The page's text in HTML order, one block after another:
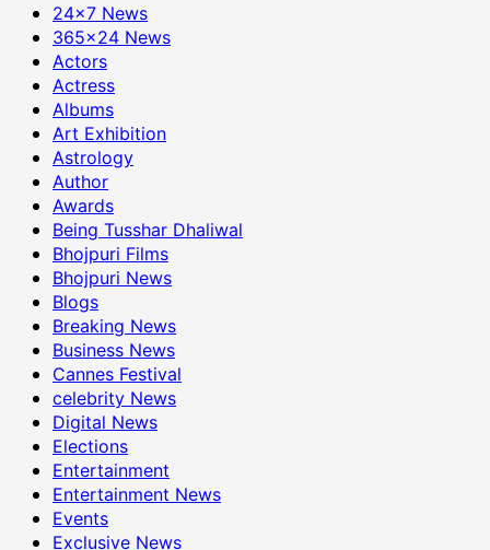
24×7 News
365×24 News
Actors
Actress
Albums
Art Exhibition
Astrology
Author
Awards
Being Tusshar Dhaliwal
Bhojpuri Films
Bhojpuri News
Blogs
Breaking News
Business News
Cannes Festival
celebrity News
Digital News
Elections
Entertainment
Entertainment News
Events
Exclusive News